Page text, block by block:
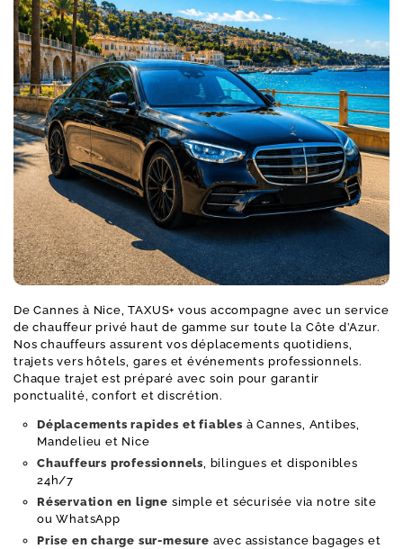
De Cannes à Nice, TAXUS+ vous accompagne avec un service
de chauffeur privé haut de gamme sur toute la Côte d’Azur.
Nos chauffeurs assurent vos déplacements quotidiens,
trajets vers hôtels, gares et événements professionnels.
Chaque trajet est préparé avec soin pour garantir
ponctualité, confort et discrétion.
Déplacements rapides et fiables à Cannes, Antibes,
Mandelieu et Nice
Chauffeurs professionnels , bilingues et disponibles
24h/7
Réservation en ligne simple et sécurisée via notre site
ou WhatsApp
Prise en charge sur-mesure avec assistance bagages et